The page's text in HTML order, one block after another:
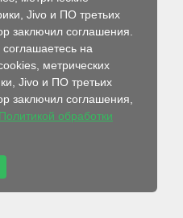
Jivo и ПО третьих
заключил соглашения.
на
метрических
Jivo и ПО третьих
заключил соглашения,
Политикой обработки